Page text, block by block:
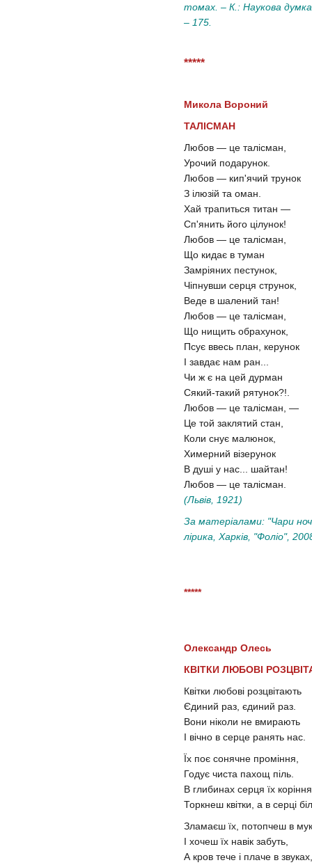
томах. – К.: Наукова
– 175.
*****
Микола Вороний
ТАЛІСМАН
Любов — це талісман,
Урочий подарунок.
Любов — кип'ячий трунок
З ілюзій та оман.
Хай трапиться титан —
Сп'янить його цілунок!
Любов — це талісман,
Що кидає в туман
Замріяних пестунок,
Чіпнувши серця струнок,
Веде в шалений тан!
Любов — це талісман,
Що нищить обрахунок,
Псує ввесь план, керунок
І завдає нам ран...
Чи ж є на цей дурман
Сякий-такий рятунок?!.
Любов — це талісман, —
Це той заклятий стан,
Коли снує малюнок,
Химерний візерунок
В душі у нас... шайтан!
Любов — це талісман.
(Львів, 1921)
За матеріалами: "Чари
лірика, Харків, "Фоліо",
*****
Олександр Олесь
КВІТКИ ЛЮБОВІ
Квітки любові розцвітають
Єдиний раз, єдиний раз.
Вони ніколи не вмирають
І вічно в серце ранять нас.
Їх поє сонячне проміння,
Годує чиста пахощ піль.
В глибинах серця їх
Торкнеш квітки, а в серці
Зламаєш їх, потопчеш в
І хочеш їх навік забуть,
А кров тече і плаче в звуках,